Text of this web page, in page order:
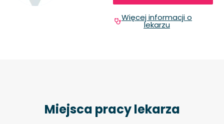
Więcej informacji o
lekarzu
Miejsca pracy lekarza